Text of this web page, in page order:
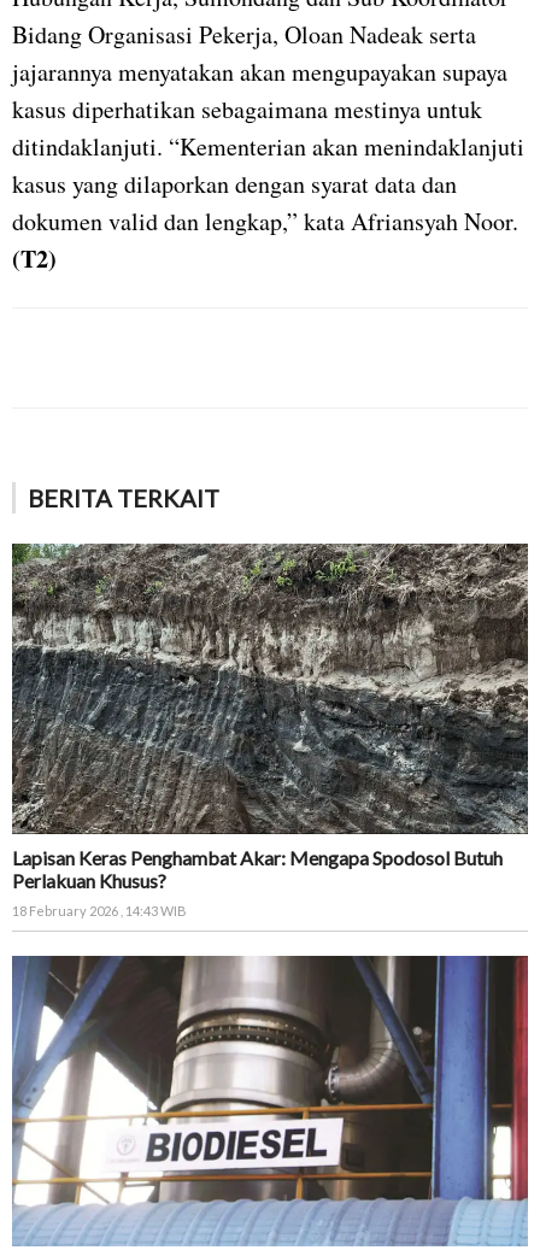
Bidang Organisasi Pekerja, Oloan Nadeak serta
jajarannya menyatakan akan mengupayakan supaya
kasus diperhatikan sebagaimana mestinya untuk
ditindaklanjuti. “Kementerian akan menindaklanjuti
kasus yang dilaporkan dengan syarat data dan
dokumen valid dan lengkap,” kata Afriansyah Noor.
(T2)
BERITA TERKAIT
Lapisan Keras Penghambat Akar: Mengapa Spodosol Butuh
Perlakuan Khusus?
18 February 2026 , 14:43 WIB